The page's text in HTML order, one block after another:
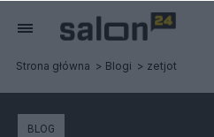
Strona główna Blogi zetjot
BLOG